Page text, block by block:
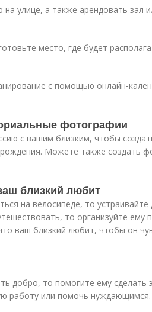
улице, а также арендовать зал
место, где будет
с помощью онлайн-
фотографии
с вашим близким, чтобы
Можете также создать
близкий любит
на велосипеде, то устраивайте
то организуйте ему
ваш близкий любит, чтобы он
добро, то помогите ему
работу или помочь нуждающимся.